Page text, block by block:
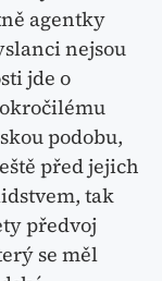
agentky
nejsou
jde o
podobu,
před jejich
tak
předvoj
se měl